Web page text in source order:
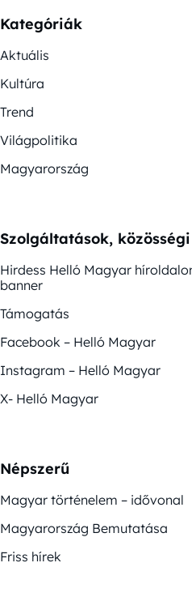
Kategóriák
Aktuális
Kultúra
Trend
Világpolitika
Magyarország
Szolgáltatások,
Hirdess Helló Magyar
banner
Támogatás
Facebook – Helló Magyar
Instagram – Helló Magyar
X- Helló Magyar
Népszerű
Magyar történelem – idővonal
Magyarország Bemutatása
Friss hírek